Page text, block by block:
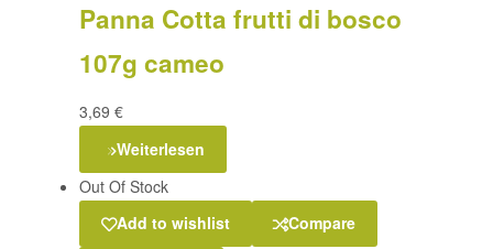
Panna Cotta frutti di bosco
107g cameo
3,69 €
Weiterlesen
Out Of Stock
Add to wishlist
Compare